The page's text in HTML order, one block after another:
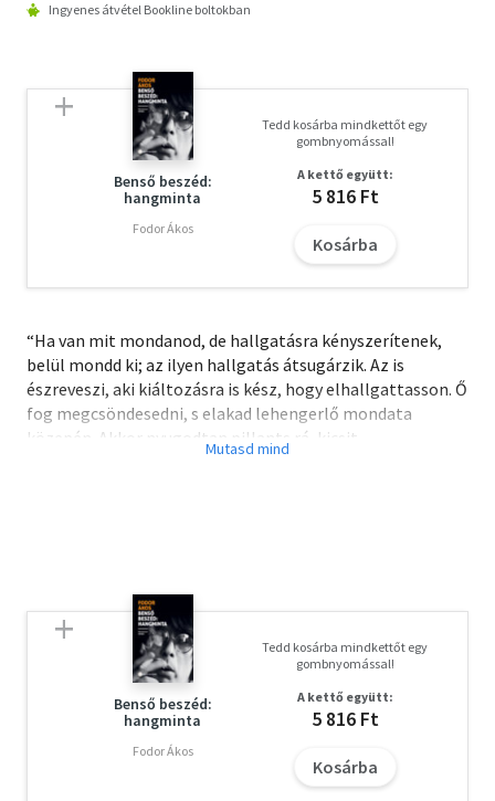
Ingyenes átvétel Bookline boltokban
Benső beszéd:
hangminta
Fodor Ákos
Tedd kosárba mindkettőt egy
gombnyomással!
A kettő együtt:
5 816 Ft
Kosárba
“Ha van mit mondanod, de hallgatásra kényszerítenek,
belül mondd ki; az ilyen hallgatás átsugárzik. Az is
észreveszi, aki kiáltozásra is kész, hogy elhallgattasson. Ő
fog megcsöndesedni, s elakad lehengerlő mondata
közepén. Akkor nyugodtan pillants rá, kicsit
hosszasabban. Érteni fogja, mit nem mondtál ki. Akinek
Benső beszéd:
hangminta
Fodor Ákos
Tedd kosárba mindkettőt egy
gombnyomással!
A kettő együtt:
5 816 Ft
Kosárba